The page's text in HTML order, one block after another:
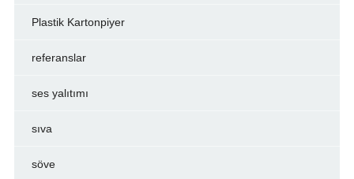
Plastik Kartonpiyer
referanslar
ses yalıtımı
sıva
söve